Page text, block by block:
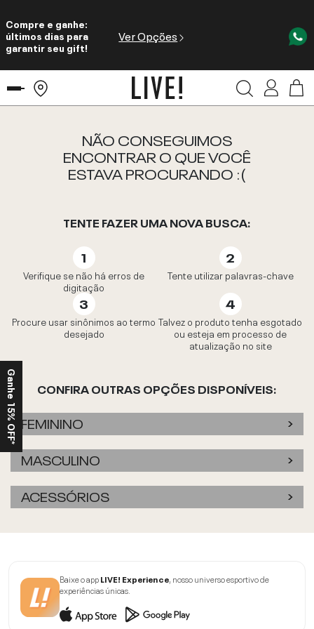
Compre e ganhe:
últimos dias para
garantir seu gift!
Ver Opções
NÃO CONSEGUIMOS
ENCONTRAR O QUE VOCÊ
ESTAVA PROCURANDO :(
TENTE FAZER UMA NOVA BUSCA:
Verifique se não há erros de
digitação
Tente utilizar palavras-chave
Procure usar sinônimos ao termo
desejado
Talvez o produto tenha esgotado
ou esteja em processo de
atualização no site
CONFIRA OUTRAS OPÇÕES DISPONÍVEIS:
FEMININO
MASCULINO
ACESSÓRIOS
Baixe o appLIVE! Experience, nosso universo esportivo de
experiências únicas.
Ganhe 15% OFF*